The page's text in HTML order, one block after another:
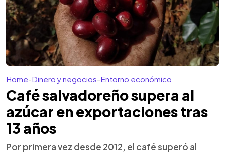
Home-Dinero y negocios-Entorno económico
Café salvadoreño supera al
azúcar en exportaciones tras
13 años
Por primera vez desde 2012, el café superó al